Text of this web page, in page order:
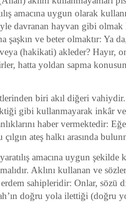
amacına uygun olarak
davranan hayvan gibi olmak
şaşkın ve beter olmaktır: Ya
(hakikati) akleder? Hayır,
hatta yoldan sapma
biri akıl diğeri
gibi kullanmayarak inkâr
haber vermektedir:
çılgın ateş halkı arasında
amacına uygun
Aklını kullanan ve
sahipleridir: Onlar, sözü
doğru yola ilettiği (doğru